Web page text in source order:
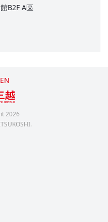
B2F A區
EN
2026